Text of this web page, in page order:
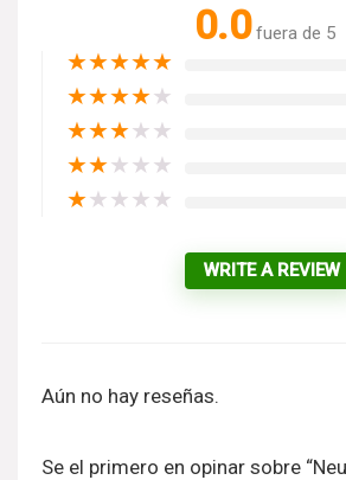
0.0 fuera de 5
★★★★★
★★★★★
★★★★★
★★★★★
★★★★★
WRITE A REVIEW
Aún no hay reseñas.
Se el primero en opinar sobre